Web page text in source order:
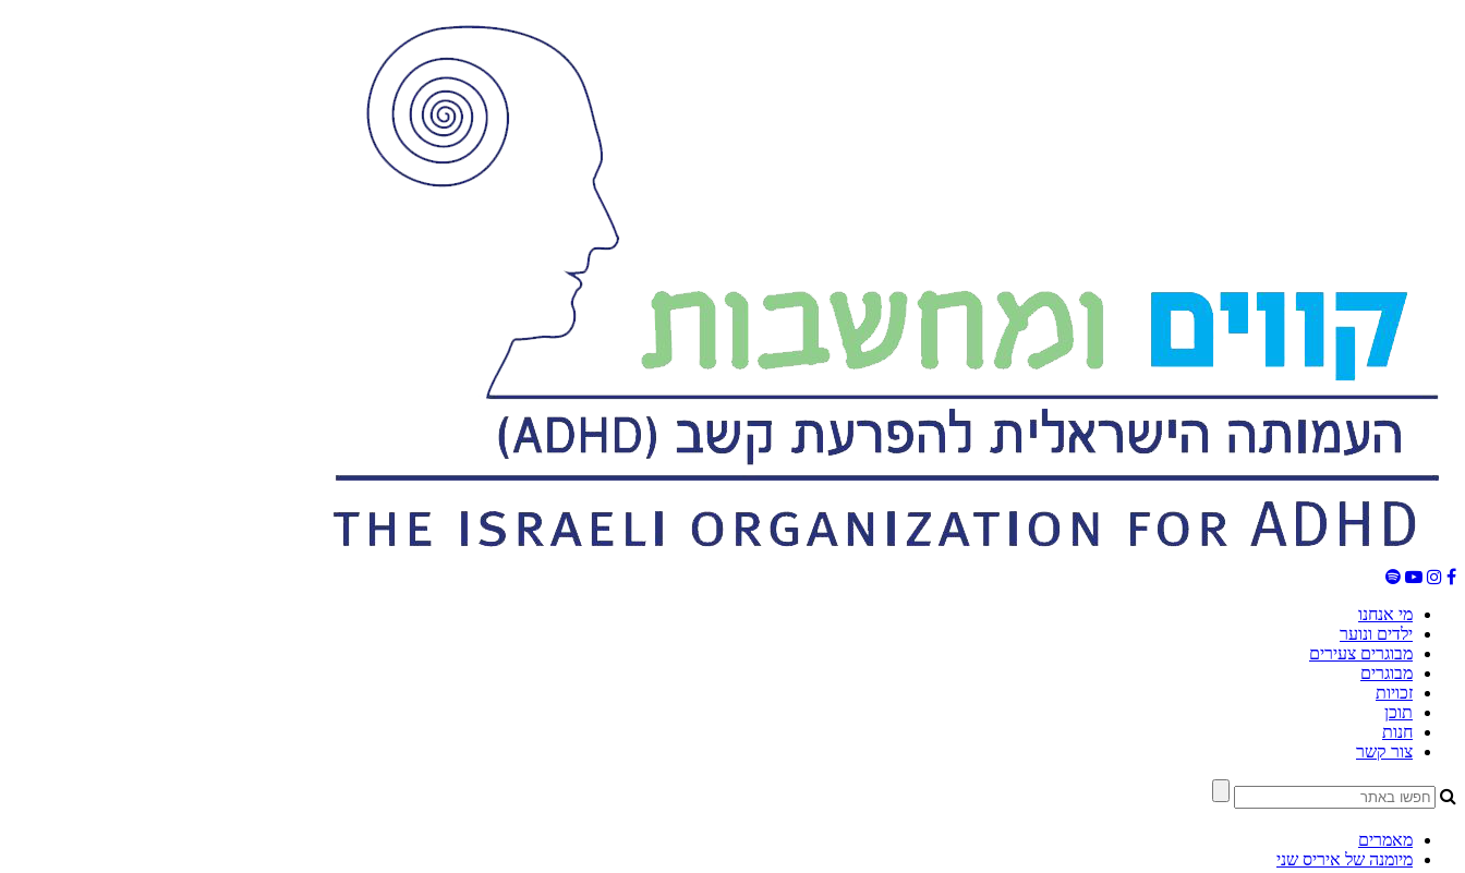
מי אנחנו
ילדים ונוער
מבוגרים צעירים
מבוגרים
זכויות
תוכן
חנות
צור קשר
מאמרים
מיומנה של איריס שני